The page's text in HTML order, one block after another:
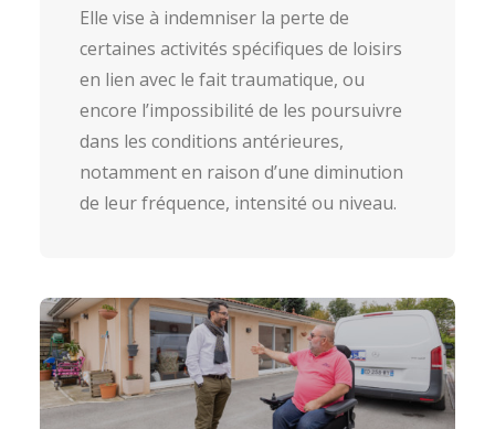
Elle vise à indemniser la perte de
certaines activités spécifiques de loisirs
en lien avec le fait traumatique, ou
encore l’impossibilité de les poursuivre
dans les conditions antérieures,
notamment en raison d’une diminution
de leur fréquence, intensité ou niveau.